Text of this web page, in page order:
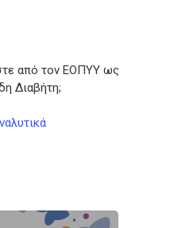
από τον ΕΟΠΥΥ ως
Διαβήτη;